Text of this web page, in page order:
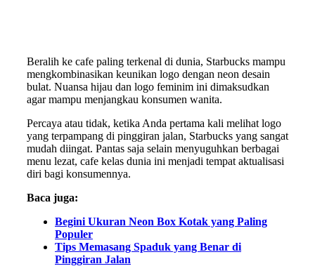
Beralih ke cafe paling terkenal di dunia, Starbucks mampu
mengkombinasikan keunikan logo dengan neon desain
bulat. Nuansa hijau dan logo feminim ini dimaksudkan
agar mampu menjangkau konsumen wanita.
Percaya atau tidak, ketika Anda pertama kali melihat logo
yang terpampang di pinggiran jalan, Starbucks yang sangat
mudah diingat. Pantas saja selain menyuguhkan berbagai
menu lezat, cafe kelas dunia ini menjadi tempat aktualisasi
diri bagi konsumennya.
Baca juga:
Begini Ukuran Neon Box Kotak yang Paling
Populer
Tips Memasang Spaduk yang Benar di
Pinggiran Jalan